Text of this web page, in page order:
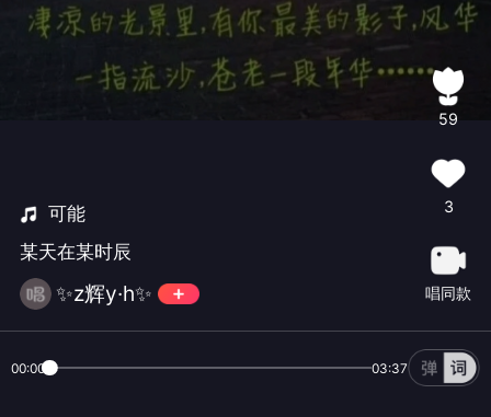
可能
某天在某时辰
✨z辉y·h✨
59
3
唱同款
00:00 03:37